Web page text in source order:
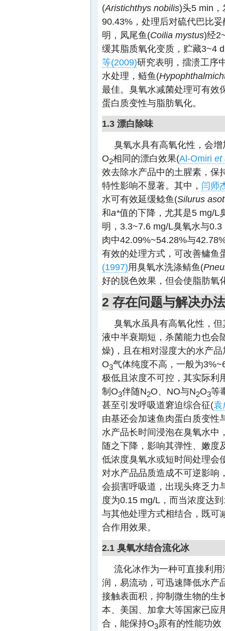
(Aristichthys nobilis)头5 min
90.43%，处理后对硫代巴比
明，凤尾鱼(Coilia mystus)经
缓其脂质氧化变质，贮藏3~4
等(2009)研究表明，擂溃工序
水处理，鲢鱼(
最佳。臭氧水减菌处理可有效
蛋白质变性与脂肪氧化。
1.3 漂白除味
臭氧水具有高氧化性，会
O2相同的漂白效果(Al-Omiri et
效去除水产品中的土腥素，保
特性影响不显著。其中， 闫师
水可有效延缓鲶鱼(Silurus
和a*值的下降，尤其是5 mg/L
明，3.3~7.6 mg/L臭氧水与0.3
肉中42.09%~54.28%与
有效的处理方式，可改善鳙鱼
(1997)用臭氧水洗涤鲭鱼(
好的脱色效果，但会使脂肪氧
2 存在问题与解决办法
臭氧水虽具有高氧化性，
液中半衰期短，杀菌能力也会
燥)，且在相对湿度大的水产
O3气体纯度不高，一般为
极低且浓度不可控，其实际利
制O3伴随N2O、NO与N2O3等
甚至引发呼吸道窘迫综合征(袁
由基还会加速鱼肉蛋白质变性
水产品长时间浸泡在臭氧水中
随之下降，影响其弹性、嫩度
低浓度臭氧水或短时间处理会
对水产品品质造成不可逆影响
会损害呼吸道，出现头疼乏力
度为0.15 mg/L，而当浓度达
与其他处理方式相结合，既可
合作用效果。
2.1 臭氧水结合流化冰
流化冰作为一种可直接利
润，易流动，可迅速降低水产
接触表面积，抑制微生物的生
本、美国、加拿大等国家已应
合，能保持O3原有的性能功